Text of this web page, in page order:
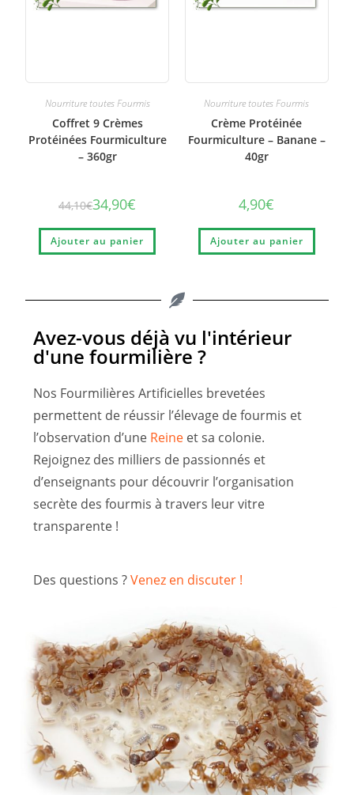
Nourriture toutes Fourmis
Coffret 9 Crèmes
Protéinées Fourmiculture
– 360gr
44,10€34,90€
Ajouter au panier
Nourriture toutes Fourmis
Crème Protéinée
Fourmiculture – Banane –
40gr
4,90€
Ajouter au panier
Avez-vous déjà vu l'intérieur
d'une fourmilière ?
Nos Fourmilières Artificielles brevetées
permettent de réussir l’élevage de fourmis et
l’observation d’une Reine et sa colonie.
Rejoignez des milliers de passionnés et
d’enseignants pour découvrir l’organisation
secrète desfourmis à travers leur vitre
transparente !
Des questions ?Venez en discuter !